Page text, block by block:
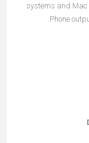
systems and Mac
Phone